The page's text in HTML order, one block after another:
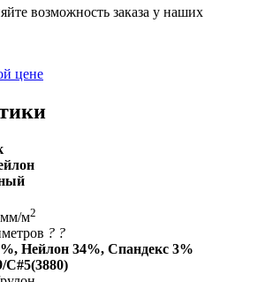
возможность заказа у наших
цене
м2
? ?
Нейлон 34%, Спандекс 3%
C#5(3880)